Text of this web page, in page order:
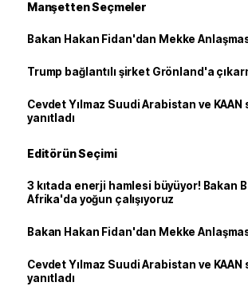
Manşetten Seçmeler
Bakan Hakan Fidan'dan Mekke
Trump bağlantılı şirket Grönland'a
Cevdet Yılmaz Suudi Arabistan ve
yanıtladı
Editörün Seçimi
3 kıtada enerji hamlesi büyüyor! Bakan
Afrika'da yoğun çalışıyoruz
Bakan Hakan Fidan'dan Mekke
Cevdet Yılmaz Suudi Arabistan ve
yanıtladı